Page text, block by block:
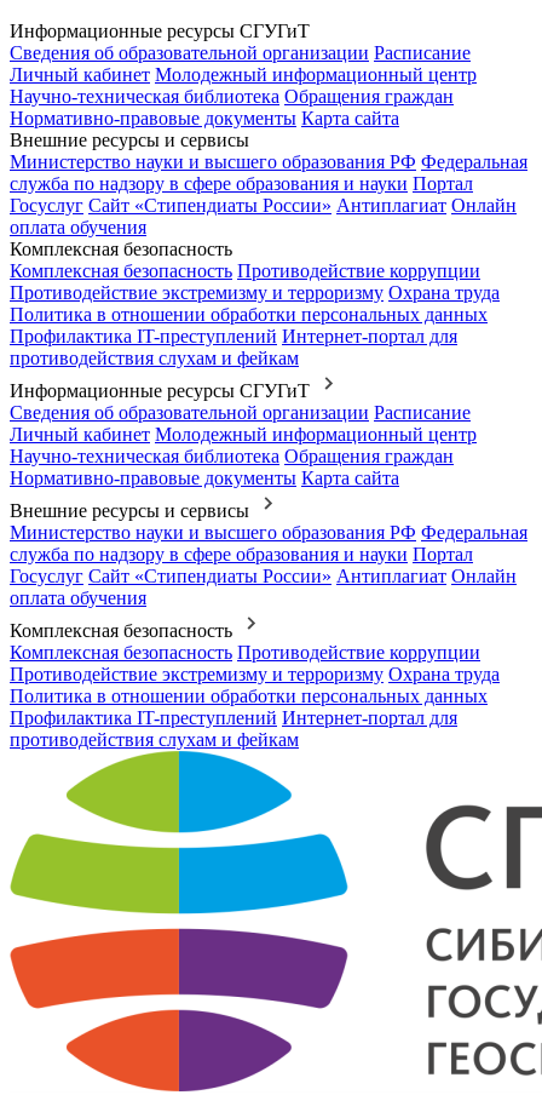
Информационные ресурсы СГУГиТ
Сведения об образовательной организации Расписание
Личный кабинет Молодежный информационный центр
Научно-техническая библиотека Обращения граждан
Нормативно-правовые документы Карта сайта
Внешние ресурсы и сервисы
Министерство науки и высшего образования РФ Федеральная
служба по надзору в сфере образования и науки Портал
Госуслуг Сайт «Стипендиаты России» Антиплагиат Онлайн
оплата обучения
Комплексная безопасность
Комплексная безопасность Противодействие коррупции
Противодействие экстремизму и терроризму Охрана труда
Политика в отношении обработки персональных данных
Профилактика IT-преступлений Интернет-портал для
противодействия слухам и фейкам
Информационные ресурсы СГУГиТ
Сведения об образовательной организации Расписание
Личный кабинет Молодежный информационный центр
Научно-техническая библиотека Обращения граждан
Нормативно-правовые документы Карта сайта
Внешние ресурсы и сервисы
Министерство науки и высшего образования РФ Федеральная
служба по надзору в сфере образования и науки Портал
Госуслуг Сайт «Стипендиаты России» Антиплагиат Онлайн
оплата обучения
Комплексная безопасность
Комплексная безопасность Противодействие коррупции
Противодействие экстремизму и терроризму Охрана труда
Политика в отношении обработки персональных данных
Профилактика IT-преступлений Интернет-портал для
противодействия слухам и фейкам